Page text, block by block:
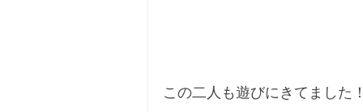
この二人も遊びにきてました